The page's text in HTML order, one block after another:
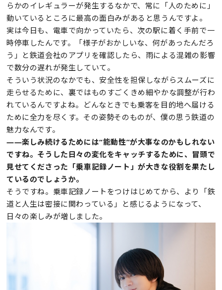
らかのイレギュラーが発生するなかで、常に「人のために」
動いているところに最高の面白みがあると思うんですよ。
実は今日も、電車で向かっていたら、次の駅に着く手前で一
時停車したんです。「様子がおかしいな、何があったんだろ
う」と鉄道会社のアプリを確認したら、雨による混雑の影響
で数分の遅れが発生していて。
そういう状況のなかでも、安全性を担保しながらスムーズに
走らせるために、裏ではものすごくきめ細やかな調整が行わ
れているんですよね。どんなときでも乗客を目的地へ届ける
ために全力を尽くす。その姿勢そのものが、僕の思う鉄道の
魅力なんです。
——楽しみ続けるためには“能動性”が大事なのかもしれない
ですね。そうした日々の変化をキャッチするために、冒頭で
見せてくださった「乗車記録ノート」が大きな役割を果たし
ているのでしょうか。
そうですね。乗車記録ノートをつけはじめてから、より「鉄
道と人生は密接に関わっている」と感じるようになって、
日々の楽しみが増しました。